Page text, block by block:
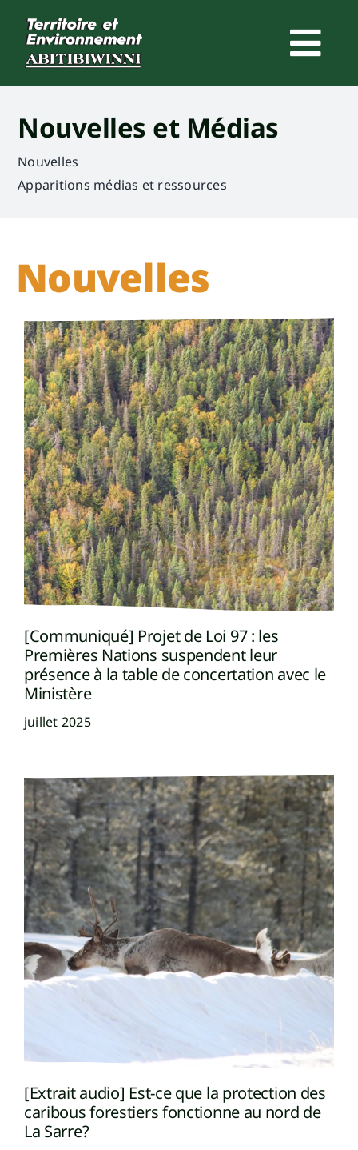
content
Nouvelles et Médias
Nouvelles
Apparitions médias et ressources
Nouvelles
[Communiqué] Projet de Loi 97 : les
Premières Nations suspendent leur
présence à la table de concertation avec le
Ministère
juillet 2025
[Extrait audio] Est-ce que la protection des
caribous forestiers fonctionne au nord de
La Sarre?